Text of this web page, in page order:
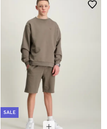
SALE